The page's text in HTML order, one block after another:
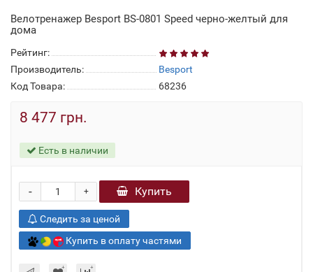
Велотренажер Besport BS-0801 Speed черно-желтый для
дома
Рейтинг:
Производитель:
Besport
Код Товара:
68236
8 477 грн.
Есть в наличии
+
- Купить
Следить за ценой
Купить в оплату частями